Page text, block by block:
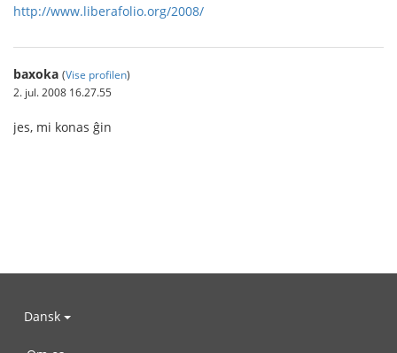
http://www.liberafolio.org/2008/
baxoka (Vise profilen)
2. jul. 2008 16.27.55
jes, mi konas ĝin
Dansk